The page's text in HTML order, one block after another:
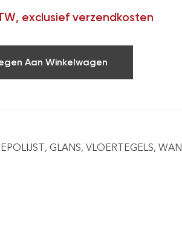
exclusief verzendkosten
Aan Winkelwagen
, GLANS, VLOERTEGELS,